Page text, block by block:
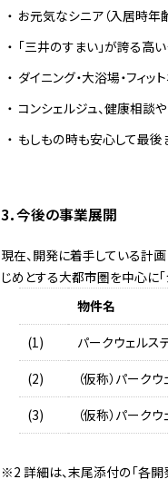
お元気なシニア（入居時年
「三井のすまい」が誇る高
ダイニング・大浴場・フィ
コンシェルジュ、健康相談
もしもの時も安心して最後
3．今後の事業展開
現在、開発に着手している計画
じめとする大都市圏を中心に
物件名
(1)
パークウェルス
(2)
（仮称）パーク
(3)
（仮称）パーク
※2 詳細は、末尾添付の「各開